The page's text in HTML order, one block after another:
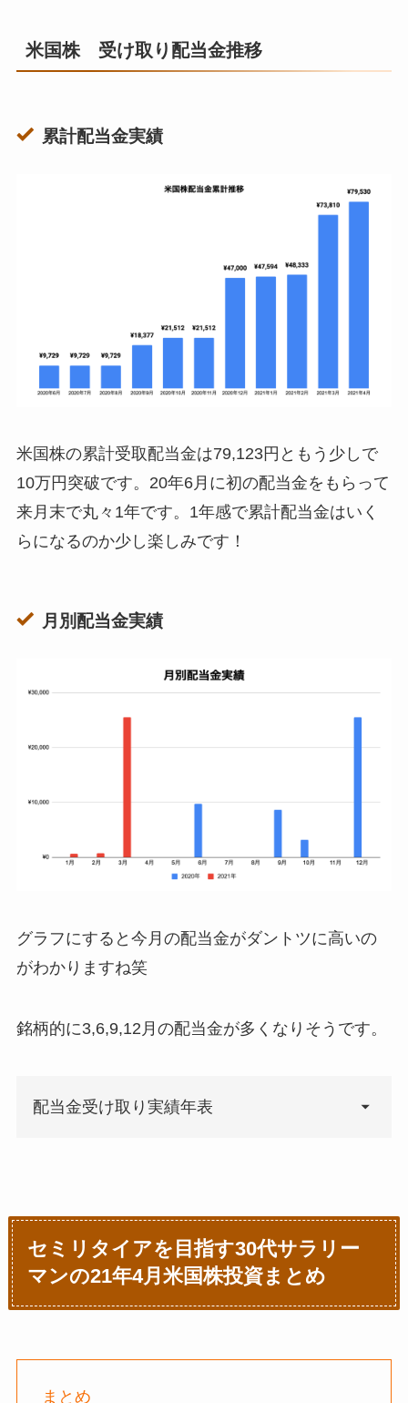
米国株 受け取り配当金推移
累計配当金実績
米国株の累計受取配当金は79,123円ともう少しで
10万円突破です。20年6月に初の配当金をもらって
来月末で丸々1年です。1年感で累計配当金はいく
らになるのか少し楽しみです！
月別配当金実績
グラフにすると今月の配当金がダントツに高いの
がわかりますね笑
銘柄的に3,6,9,12月の配当金が多くなりそうです。
配当金受け取り実績年表
21年1
月
¥594 ¥47,594
月
21年3
¥25,477 ¥73,810
セミリタイアを目指す30代サラリー
マンの21年4月米国株投資まとめ
まとめ